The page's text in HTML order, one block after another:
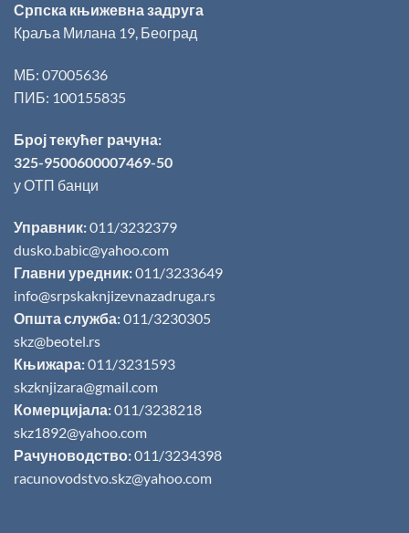
Српска књижевна задруга
Краља Милана 19, Београд
МБ: 07005636
ПИБ: 100155835
Број текућег рачуна:
325-9500600007469-50
у ОТП банци
Управник:011/3232379
dusko.babic@yahoo.com
Главни уредник:011/3233649
info@srpskaknjizevnazadruga.rs
Општа служба:011/3230305
skz@beotel.rs
Књижара:011/3231593
skzknjizara@gmail.com
Комерцијала:011/3238218
skz1892@yahoo.com
Рачуноводство:011/3234398
racunovodstvo.skz@yahoo.com